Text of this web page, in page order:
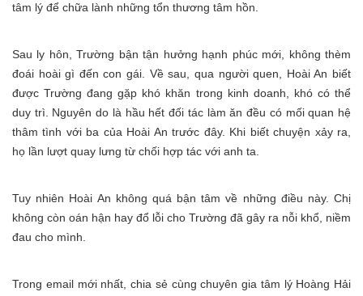
tâm lý để chữa lành những tổn thương tâm hồn.
Sau ly hôn, Trường bận tận hưởng hạnh phúc mới, không thèm
đoái hoài gì đến con gái. Về sau, qua người quen, Hoài An biết
được Trường đang gặp khó khăn trong kinh doanh, khó có thể
duy trì. Nguyên do là hầu hết đối tác làm ăn đều có mối quan hệ
thâm tình với ba của Hoài An trước đây. Khi biết chuyện xảy ra,
họ lần lượt quay lưng từ chối hợp tác với anh ta.
Tuy nhiên Hoài An không quá bận tâm về những điều này. Chị
không còn oán hận hay đổ lỗi cho Trường đã gây ra nỗi khổ, niềm
đau cho mình.
Trong email mới nhất, chia sẻ cùng chuyên gia tâm lý Hoàng Hải